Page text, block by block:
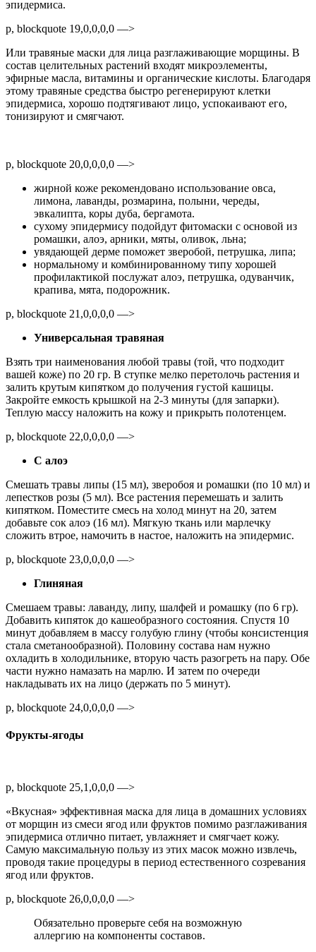
эпидермиса.
p, blockquote 19,0,0,0,0 —>
Или травяные маски для лица разглаживающие морщины. В
состав целительных растений входят микроэлементы,
эфирные масла, витамины и органические кислоты. Благодаря
этому травяные средства быстро регенерируют клетки
эпидермиса, хорошо подтягивают лицо, успокаивают его,
тонизируют и смягчают.
p, blockquote 20,0,0,0,0 —>
жирной коже рекомендовано использование овса,
лимона, лаванды, розмарина, полыни, череды,
эвкалипта, коры дуба, бергамота.
сухому эпидермису подойдут фитомаски с основой из
ромашки, алоэ, арники, мяты, оливок, льна;
увядающей дерме поможет зверобой, петрушка, липа;
нормальному и комбинированному типу хорошей
профилактикой послужат алоэ, петрушка, одуванчик,
крапива, мята, подорожник.
p, blockquote 21,0,0,0,0 —>
Универсальная травяная
Взять три наименования любой травы (той, что подходит
вашей коже) по 20 гр. В ступке мелко перетолочь растения и
залить крутым кипятком до получения густой кашицы.
Закройте емкость крышкой на 2-3 минуты (для запарки).
Теплую массу наложить на кожу и прикрыть полотенцем.
p, blockquote 22,0,0,0,0 —>
С алоэ
Смешать травы липы (15 мл), зверобоя и ромашки (по 10 мл) и
лепестков розы (5 мл). Все растения перемешать и залить
кипятком. Поместите смесь на холод минут на 20, затем
добавьте сок алоэ (16 мл). Мягкую ткань или марлечку
сложить втрое, намочить в настое, наложить на эпидермис.
p, blockquote 23,0,0,0,0 —>
Глиняная
Смешаем травы: лаванду, липу, шалфей и ромашку (по 6 гр).
Добавить кипяток до кашеобразного состояния. Спустя 10
минут добавляем в массу голубую глину (чтобы консистенция
стала сметанообразной). Половину состава нам нужно
охладить в холодильнике, вторую часть разогреть на пару. Обе
части нужно намазать на марлю. И затем по очереди
накладывать их на лицо (держать по 5 минут).
p, blockquote 24,0,0,0,0 —>
Фрукты-ягоды
p, blockquote 25,1,0,0,0 —>
«Вкусная» эффективная маска для лица в домашних условиях
от морщин из смеси ягод или фруктов помимо разглаживания
эпидермиса отлично питает, увлажняет и смягчает кожу.
Самую максимальную пользу из этих масок можно извлечь,
проводя такие процедуры в период естественного созревания
ягод или фруктов.
p, blockquote 26,0,0,0,0 —>
Обязательно проверьте себя на возможную
аллергию на компоненты составов.